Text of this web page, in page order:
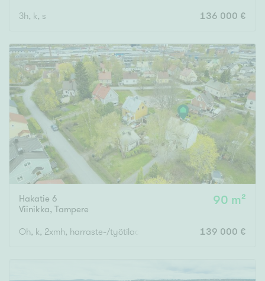
3h, k, s 136 000 €
Hakatie 6
Viinikka, Tampere
90 m²
Oh, k, 2xmh, harraste-/työtilaa, pihasauna 139 000 €